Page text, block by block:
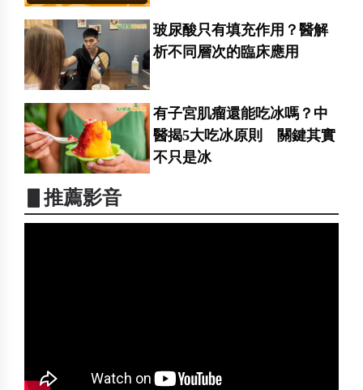
玻尿酸只有填充作用？醫解
析不同層次的臨床應用
有子宮肌瘤還能吃冰嗎？中
醫揭5大吃冰原則 關鍵其實
不只是冰
▋推薦影音